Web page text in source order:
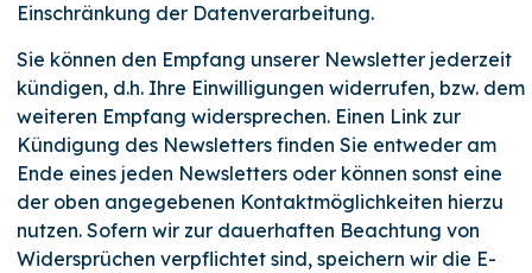
Einschränkung der Datenverarbeitung.
Sie können den Empfang unserer Newsletter jederzeit
kündigen, d.h. Ihre Einwilligungen widerrufen, bzw. dem
weiteren Empfang widersprechen. Einen Link zur
Kündigung des Newsletters finden Sie entweder am
Ende eines jeden Newsletters oder können sonst eine
der oben angegebenen Kontaktmöglichkeiten hierzu
nutzen. Sofern wir zur dauerhaften Beachtung von
Widersprüchen verpflichtet sind, speichern wir die E-